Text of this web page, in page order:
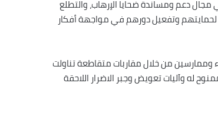
دعم ومساندة ضحايا الإرهاب، والتطلع
لحمايتهم وتفعيل دورهم في مواجهة أفكار
وممارسين من خلال مقاربات متقاطعة تناولت
له واَليات تعويض وجبر الاضرار اللاحقة